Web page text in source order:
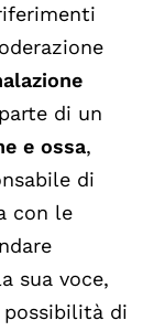
di un
e ossa,
di
con le
sua voce,
di